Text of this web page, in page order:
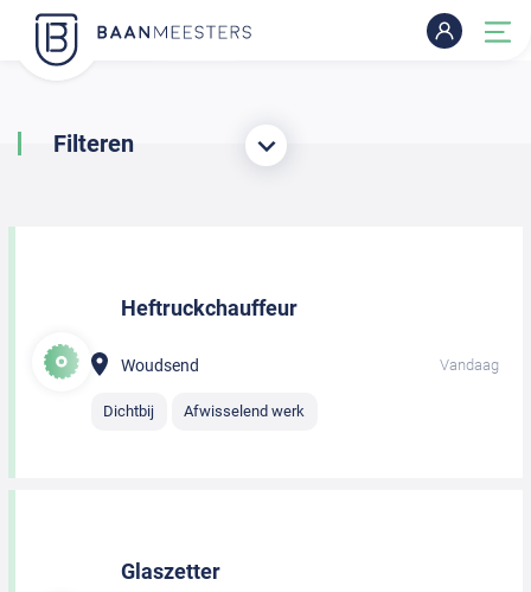
Filteren
Heftruckchauffeur
Woudsend Vandaag
Dichtbij Afwisselend werk
Glaszetter